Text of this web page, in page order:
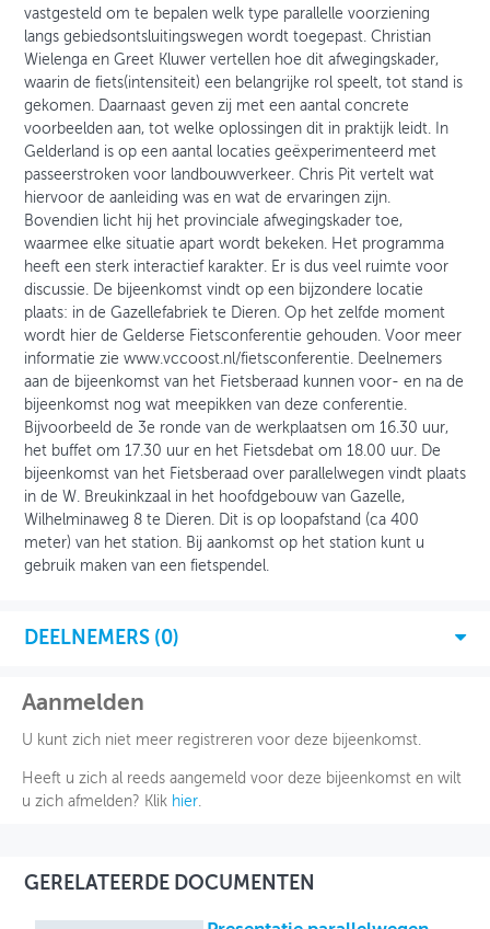
vastgesteld om te bepalen welk type parallelle voorziening
langs gebiedsontsluitingswegen wordt toegepast. Christian
Wielenga en Greet Kluwer vertellen hoe dit afwegingskader,
waarin de fiets(intensiteit) een belangrijke rol speelt, tot stand is
gekomen. Daarnaast geven zij met een aantal concrete
voorbeelden aan, tot welke oplossingen dit in praktijk leidt. In
Gelderland is op een aantal locaties geëxperimenteerd met
passeerstroken voor landbouwverkeer. Chris Pit vertelt wat
hiervoor de aanleiding was en wat de ervaringen zijn.
Bovendien licht hij het provinciale afwegingskader toe,
waarmee elke situatie apart wordt bekeken. Het programma
heeft een sterk interactief karakter. Er is dus veel ruimte voor
discussie. De bijeenkomst vindt op een bijzondere locatie
plaats: in de Gazellefabriek te Dieren. Op het zelfde moment
wordt hier de Gelderse Fietsconferentie gehouden. Voor meer
informatie zie www.vccoost.nl/fietsconferentie. Deelnemers
aan de bijeenkomst van het Fietsberaad kunnen voor- en na de
bijeenkomst nog wat meepikken van deze conferentie.
Bijvoorbeeld de 3e ronde van de werkplaatsen om 16.30 uur,
het buffet om 17.30 uur en het Fietsdebat om 18.00 uur. De
bijeenkomst van het Fietsberaad over parallelwegen vindt plaats
in de W. Breukinkzaal in het hoofdgebouw van Gazelle,
Wilhelminaweg 8 te Dieren. Dit is op loopafstand (ca 400
meter) van het station. Bij aankomst op het station kunt u
gebruik maken van een fietspendel.
DEELNEMERS (0)
Aanmelden
U kunt zich niet meer registreren voor deze bijeenkomst.
Heeft u zich al reeds aangemeld voor deze bijeenkomst en wilt
u zich afmelden? Klik hier.
GERELATEERDE DOCUMENTEN